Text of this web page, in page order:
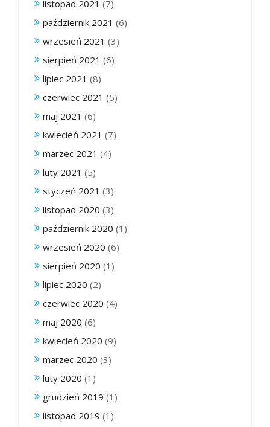
listopad 2021 (7)
październik 2021 (6)
wrzesień 2021 (3)
sierpień 2021 (6)
lipiec 2021 (8)
czerwiec 2021 (5)
maj 2021 (6)
kwiecień 2021 (7)
marzec 2021 (4)
luty 2021 (5)
styczeń 2021 (3)
listopad 2020 (3)
październik 2020 (1)
wrzesień 2020 (6)
sierpień 2020 (1)
lipiec 2020 (2)
czerwiec 2020 (4)
maj 2020 (6)
kwiecień 2020 (9)
marzec 2020 (3)
luty 2020 (1)
grudzień 2019 (1)
listopad 2019 (1)